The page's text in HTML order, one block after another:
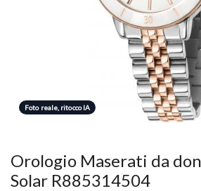
Foto reale, ritocco IA
Orologio Maserati da
Solar R885314504